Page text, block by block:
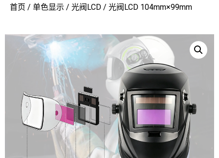
首页 / 单色显示 / 光阀LCD / 光阀LCD 104mm×99mm